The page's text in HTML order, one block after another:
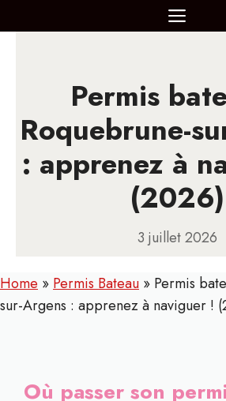
au
Permis
Roquebrune-
: apprenez à
(2026)
3 juillet 2026
Home » Permis Bateau » Permis
sur-Argens : apprenez à naviguer !
Où passer son